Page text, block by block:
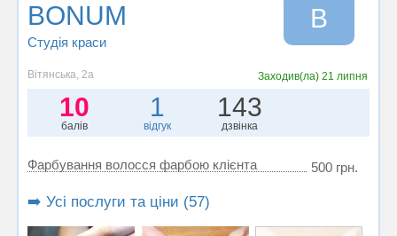
BONUM
Студія краси
B
Вітянська, 2а Заходив(ла) 21 липня
10
балів
1
відгук
143
дзвінка
Фарбування волосся фарбою клієнта 500 грн.
➡️ Усі послуги та ціни (57)